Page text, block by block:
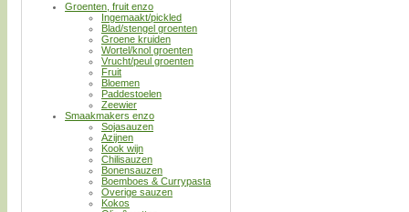
Groenten, fruit enzo
Ingemaakt/pickled
Blad/stengel groenten
Groene kruiden
Wortel/knol groenten
Vrucht/peul groenten
Fruit
Bloemen
Paddestoelen
Zeewier
Smaakmakers enzo
Sojasauzen
Azijnen
Kook wijn
Chilisauzen
Bonensauzen
Boemboes & Currypasta
Overige sauzen
Kokos